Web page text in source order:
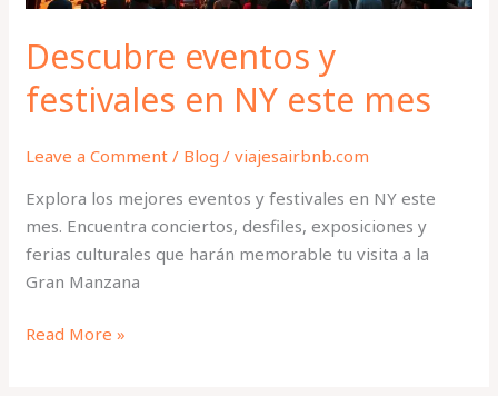
Descubre eventos y
festivales en NY este mes
Leave a Comment / Blog /viajesairbnb.com
Explora los mejores eventos y festivales en NY este
mes. Encuentra conciertos, desfiles, exposiciones y
ferias culturales que harán memorable tu visita a la
Gran Manzana
Read More »